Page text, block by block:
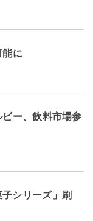
能に
ー、飲料市場参
シリーズ」刷